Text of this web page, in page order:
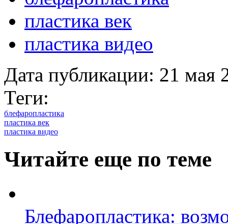
пластика век
пластика видео
Дата публикации: 21 мая
Теги:
блефаропластика
пластика век
пластика видео
Читайте еще по теме
Блефаропластика: